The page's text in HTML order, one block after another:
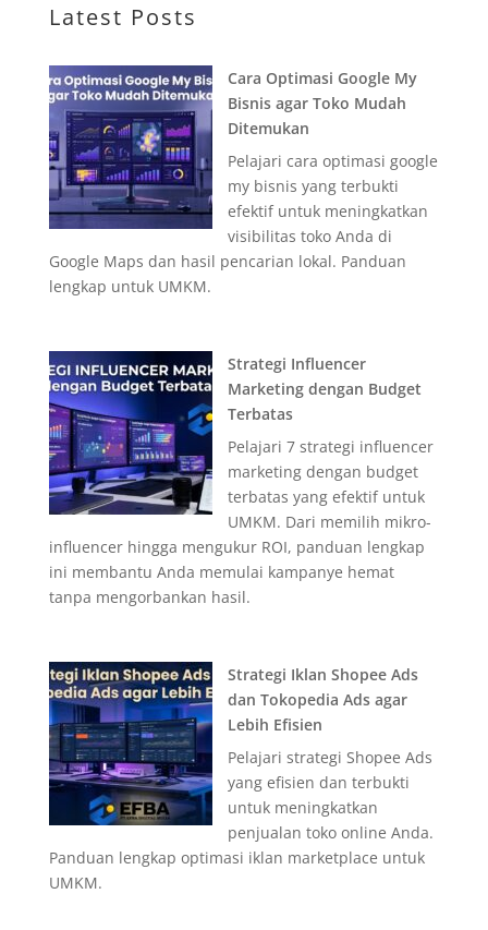
Latest Posts
Cara Optimasi Google My
Bisnis agar Toko Mudah
Ditemukan
Pelajari cara optimasi google
my bisnis yang terbukti
efektif untuk meningkatkan
visibilitas toko Anda di
Google Maps dan hasil pencarian lokal. Panduan
lengkap untuk UMKM.
Strategi Influencer
Marketing dengan Budget
Terbatas
Pelajari 7 strategi influencer
marketing dengan budget
terbatas yang efektif untuk
UMKM. Dari memilih mikro-
influencer hingga mengukur ROI, panduan lengkap
ini membantu Anda memulai kampanye hemat
tanpa mengorbankan hasil.
Strategi Iklan Shopee Ads
dan Tokopedia Ads agar
Lebih Efisien
Pelajari strategi Shopee Ads
yang efisien dan terbukti
untuk meningkatkan
penjualan toko online Anda.
Panduan lengkap optimasi iklan marketplace untuk
UMKM.